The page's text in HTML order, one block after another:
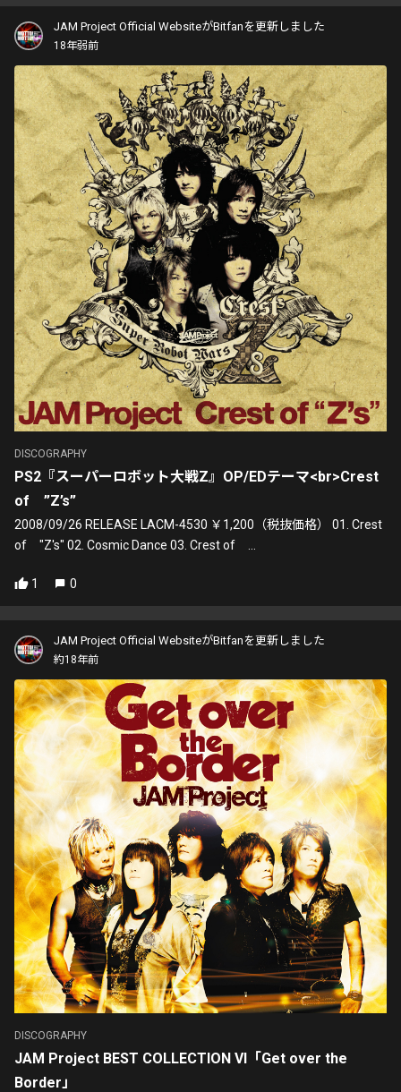
JAM Project Official WebsiteがBitfanを更新しました
18年弱前
DISCOGRAPHY
PS2『スーパーロボット大戦Z』OP/EDテーマ<br>Crest
of ”Z’s”
2008/09/26 RELEASE LACM-4530 ￥1,200（税抜価格） 01. Crest
of "Z's" 02. Cosmic Dance 03. Crest of ...
1 0
JAM Project Official WebsiteがBitfanを更新しました
約18年前
DISCOGRAPHY
JAM Project BEST COLLECTION VI「Get over the
Border」